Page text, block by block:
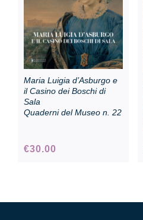
Collezione
Contatti e biglietti
Accessibilità
Maria Luigia d’Asburgo e
il Casino dei Boschi di
Sala
Quaderni del Museo n. 22
€30.00